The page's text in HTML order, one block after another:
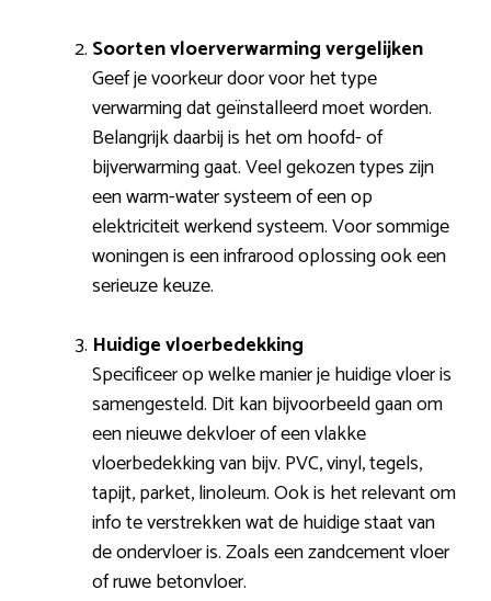
Soorten vloerverwarming vergelijken
Geef je voorkeur door voor het type
verwarming dat geïnstalleerd moet worden.
Belangrijk daarbij is het om hoofd- of
bijverwarming gaat. Veel gekozen types zijn
een warm-water systeem of een op
elektriciteit werkend systeem. Voor sommige
woningen is een infrarood oplossing ook een
serieuze keuze.
Huidige vloerbedekking
Specificeer op welke manier je huidige vloer is
samengesteld. Dit kan bijvoorbeeld gaan om
een nieuwe dekvloer of een vlakke
vloerbedekking van bijv. PVC, vinyl, tegels,
tapijt, parket, linoleum. Ook is het relevant om
info te verstrekken wat de huidige staat van
de ondervloer is. Zoals een zandcement vloer
of ruwe betonvloer.